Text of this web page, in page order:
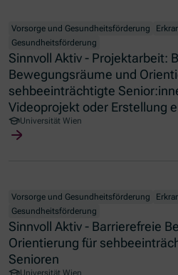
Vorsorge und Gesundheitsförderung
Gesundheitsförderung
Sinnvoll Aktiv - Projektarbeit:
Bewegungsräume und
sehbeeinträchtigte
Videoprojekt oder Erstellung
Universität Wien
Vorsorge und Gesundheitsförderung
Gesundheitsförderung
Sinnvoll Aktiv - Barrierefreie
Orientierung für
Senioren
Universität Wien